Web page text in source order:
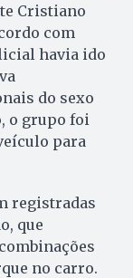
Cristiano
com
havia ido
do sexo
o grupo foi
para
registradas
que
no carro.